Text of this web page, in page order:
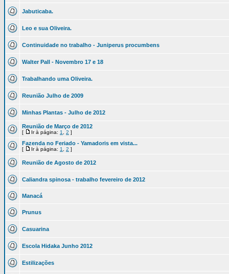
Jabuticaba.
Leo e sua Oliveira.
Continuidade no trabalho - Juniperus procumbens
Walter Pall - Novembro 17 e 18
Trabalhando uma Oliveira.
Reunião Julho de 2009
Minhas Plantas - Julho de 2012
Reunião de Março de 2012
[ Ir à página: 1 2 ]
Fazenda no Feriado - Yamadoris em vista...
[ Ir à página: 1 2 ]
Reunião de Agosto de 2012
Caliandra spinosa - trabalho fevereiro de 2012
Manacá
Prunus
Casuarina
Escola Hidaka Junho 2012
Estilizações